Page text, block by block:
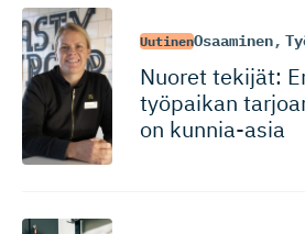
UutinenOsaaminen,
Nuoret tekijät:
työpaikan
on kunnia-asia